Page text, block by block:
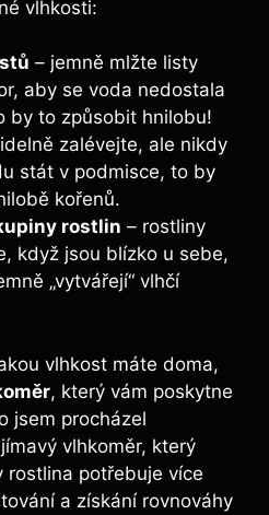
vlhkosti:
– jemně mlžte listy
aby se voda nedostala
by to způsobit hnilobu!
zalévejte, ale nikdy
stát v podmisce, to by
kořenů.
rostlin – rostliny
když jsou blízko u sebe,
„vytvářejí“ vlhčí
vlhkost máte doma,
, který vám poskytne
jsem procházel
vlhkoměr, který
rostlina potřebuje více
a získání rovnováhy